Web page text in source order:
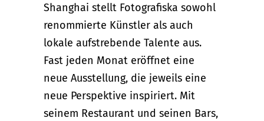
Shanghai stellt Fotografiska sowohl
renommierte Künstler als auch
lokale aufstrebende Talente aus.
Fast jeden Monat eröffnet eine
neue Ausstellung, die jeweils eine
neue Perspektive inspiriert. Mit
seinem Restaurant und seinen Bars,